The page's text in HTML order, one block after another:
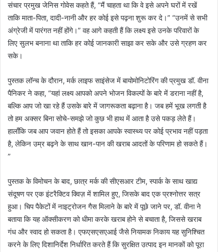
संचार प्रमुख जेनिस गोवेस कहते हैं, “मैं चाहता था कि वे इसे अपने घरों में रखें
ताकि माता-पिता, दादी-नानी और हर कोई इसे पढ़ना शुरू कर दे।” “उनमें से सभी
अंग्रेजी में पारंगत नहीं होंगे।” वह आगे कहती हैं कि लक्ष्य इसे उनके परिवारों के
लिए सुलभ बनाना था ताकि हर कोई जानकारी साझा कर सके और उसे ग्रहण कर
सके।
पुस्तक लॉन्च के दौरान, मर्क लाइफ साइंसेज में बायोमोनिटोरिंग की प्रमुख डॉ. वीना
पैनिकर ने कहा, “यहां लक्ष्य आपको अपने भोजन विकल्पों के बारे में डराना नहीं है,
बल्कि आप जो खा रहे हैं उसके बारे में जागरूकता बढ़ाना है। जब हमें भूख लगती है
तो हम अक्सर बिना सोचे-समझे जो कुछ भी हाथ में आता है उसे पकड़ लेते हैं।
हालाँकि जब आप जवान होते हैं तो इसका आपके स्वास्थ्य पर कोई प्रभाव नहीं पड़ता
है, लेकिन उम्र बढ़ने के साथ खान-पान की खराब आदतों के परिणाम हो सकते हैं।
”
पुस्तक के विमोचन के बाद, छात्र मर्क की सीएसआर टीम, स्पार्क के साथ खाद्य
संदूषण पर एक इंटरैक्टिव क्विज़ में शामिल हुए, जिसके बाद एक प्रश्नोत्तर सत्र
हुआ। चिप पैकेटों में नाइट्रोजन गैस मिलाने के बारे में पूछे जाने पर, डॉ. वीना ने
बताया कि यह ऑक्सीकरण को धीमा करके खराब होने से बचाता है, जिससे खराब
गंध और स्वाद हो सकता है। एफएसएसएआई जैसे नियामक निकाय यह सुनिश्चित
करने के लिए दिशानिर्देश निर्धारित करते हैं कि सुरक्षित उत्पाद इन मानकों को पूरा